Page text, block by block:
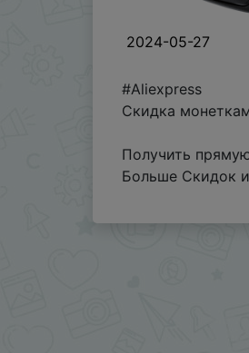
2024-05-27
#Aliexpress
Скидка
Получить
Больше Скидок